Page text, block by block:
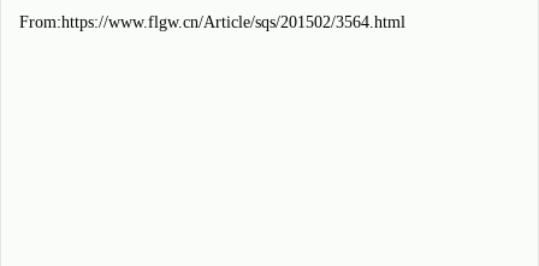
From:https://www.flgw.cn/Article/sqs/201502/3564.html